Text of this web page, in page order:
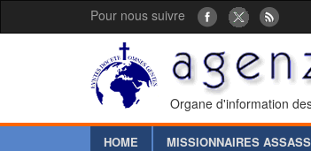
Pour nous suivre
Organe d'information
HOME MISSIONNAIRES